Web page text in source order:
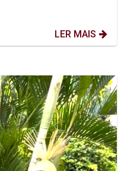
LER MAIS